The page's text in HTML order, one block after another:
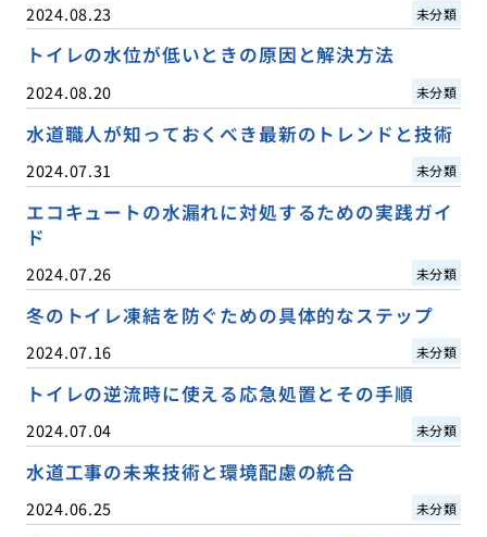
2024.08.23 未分類
トイレの水位が低いときの原因と解決方法
2024.08.20 未分類
水道職人が知っておくべき最新のトレンドと技術
2024.07.31 未分類
エコキュートの水漏れに対処するための実践ガイ
ド
2024.07.26 未分類
冬のトイレ凍結を防ぐための具体的なステップ
2024.07.16 未分類
トイレの逆流時に使える応急処置とその手順
2024.07.04 未分類
水道工事の未来技術と環境配慮の統合
2024.06.25 未分類